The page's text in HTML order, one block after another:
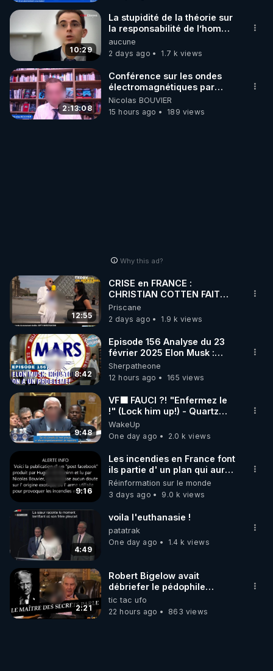
10:29
La stupidité de la théorie sur
la responsabilité de l’homme
concernant le dioxyde de
carbone.
aucune
2 days ago
1.7 k views
2:13:08
Conférence sur les ondes
électromagnétiques par
Grégoire Caustru et Bart de
Wever !
Nicolas BOUVIER
15 hours ago
189 views
Why this ad?
12:55
CRISE en FRANCE :
CHRISTIAN COTTEN FAIT
une étrange découverte
Priscane
2 days ago
1.9 k views
8:42
Episode 156 Analyse du 23
février 2025 Elon Musk :
Houston , on a un problème !
Sherpatheone
12 hours ago
165 views
9:48
VF🟩 FAUCI ?! "Enfermez le
!" (Lock him up!) - Quartz
Traduction
WakeUp
One day ago
2.0 k views
9:16
Les incendies en France font
ils partie d' un plan qui aurait
débuté le 11 septembre 2001
?
Réinformation sur le monde
3 days ago
9.0 k views
4:49
voila l'euthanasie !
patatrak
One day ago
1.4 k views
2:21
Robert Bigelow avait
débriefer le pédophile
génocidaire de donald j
trump
tic tac ufo
22 hours ago
863 views